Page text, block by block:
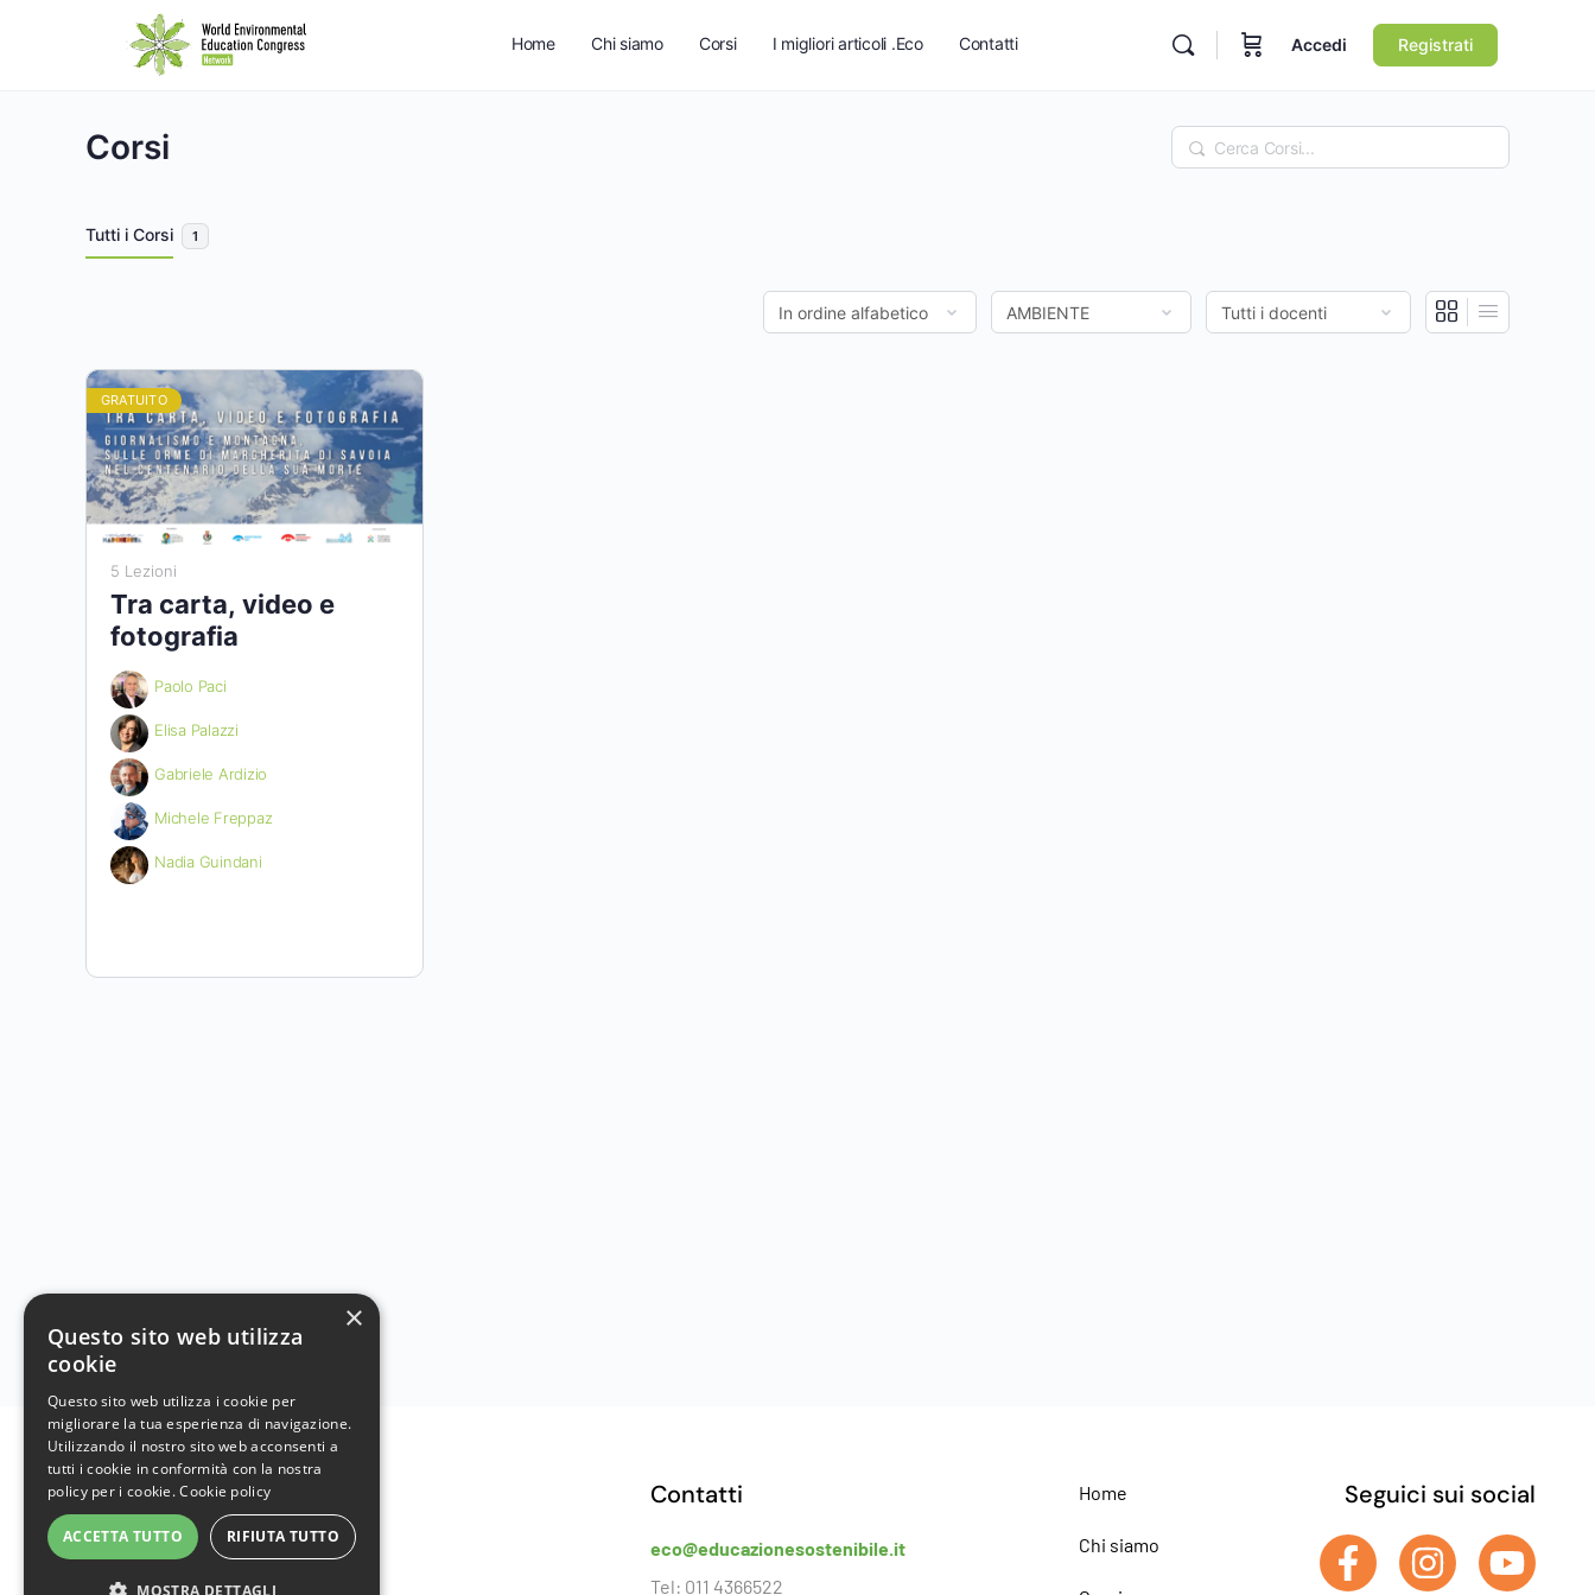
Home Chi siamo Corsi I migliori articoli .Eco Contatti Accedi Registrati
Corsi Ricerca
Tutti i Corsi 1
GRATUITO
5 Lezioni
Tra carta, video e
fotografia
Paolo Paci
Elisa Palazzi
Gabriele Ardizio
Michele Freppaz
Nadia Guindani
Contatti
eco@educazionesostenibile.it
Tel: 011 4366522
Home
Chi siamo
Seguici sui social
×
Questo sito web utilizza
cookie
Questo sito web utilizza i cookie per
migliorare la tua esperienza di navigazione.
Utilizzando il nostro sito web acconsenti a
tutti i cookie in conformità con la nostra
policy per i cookie.Cookie policy
ACCETTA TUTTO RIFIUTA TUTTO
MOSTRA DETTAGLI